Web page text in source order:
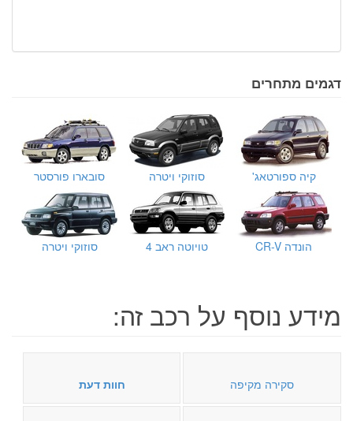
דגמים מתחרים
קיה ספורטאג' סוזוקי ויטרה סובארו פורסטר
הונדה CR-V טויוטה ראב 4 סוזוקי ויטרה
מידע נוסף על רכב זה:
סקירה מקיפה חוות דעת